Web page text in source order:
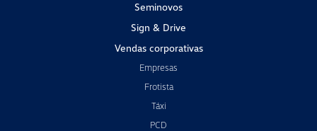
Seminovos
Sign & Drive
Vendas corporativas
Empresas
Frotista
Táxi
PCD